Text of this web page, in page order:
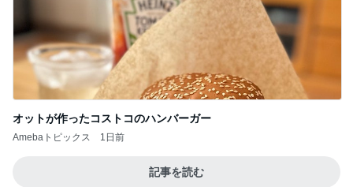
オットが作ったコストコのハンバーガー
Amebaトピックス 1日前
記事を読む